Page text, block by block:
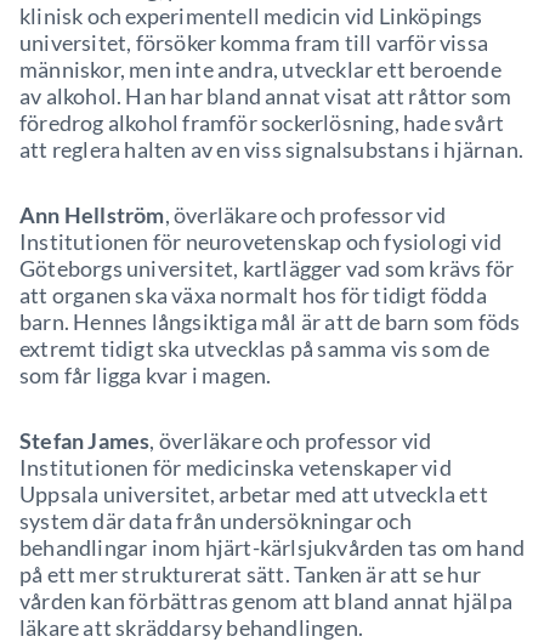
klinisk och experimentell medicin vid Linköpings
universitet, försöker komma fram till varför vissa
människor, men inte andra, utvecklar ett beroende
av alkohol. Han har bland annat visat att råttor som
föredrog alkohol framför sockerlösning, hade svårt
att reglera halten av en viss signalsubstans i hjärnan.
Ann Hellström, överläkare och professor vid
Institutionen för neurovetenskap och fysiologi vid
Göteborgs universitet, kartlägger vad som krävs för
att organen ska växa normalt hos för tidigt födda
barn. Hennes långsiktiga mål är att de barn som föds
extremt tidigt ska utvecklas på samma vis som de
som får ligga kvar i magen.
Stefan James, överläkare och professor vid
Institutionen för medicinska vetenskaper vid
Uppsala universitet, arbetar med att utveckla ett
system där data från undersökningar och
behandlingar inom hjärt-kärlsjukvården tas om hand
på ett mer strukturerat sätt. Tanken är att se hur
vården kan förbättras genom att bland annat hjälpa
läkare att skräddarsy behandlingen.